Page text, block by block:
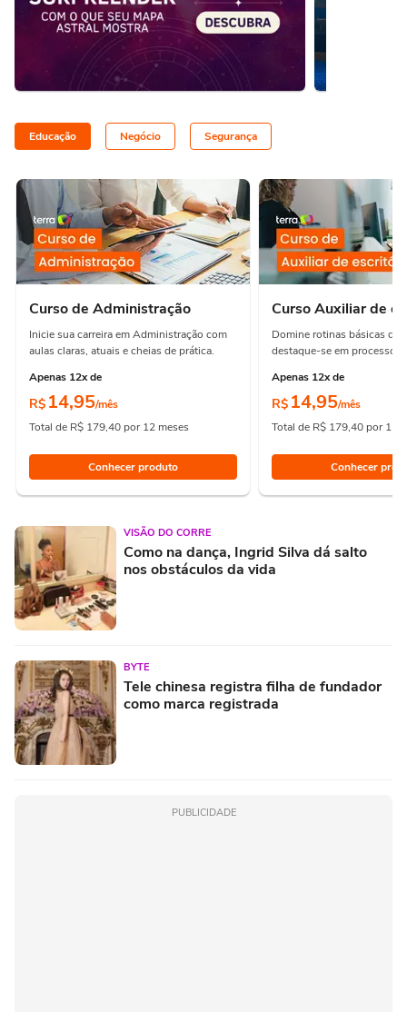
Educação Negócio Segurança
Curso de Administração
Inicie sua carreira em Administração com
aulas claras, atuais e cheias de prática.
Apenas 12x de
R$ 14,95/mês
Total de R$ 179,40 por 12 meses
Conhecer produto
Curso Auxiliar de
Domine rotinas básicas de
destaque-se em processos
Apenas 12x de
R$ 14,95/mês
Total de R$ 179,40 por 12
Conhecer
VISÃO DO CORRE
Como na dança, Ingrid Silva dá salto
nos obstáculos da vida
BYTE
Tele chinesa registra filha de fundador
como marca registrada
PUBLICIDADE